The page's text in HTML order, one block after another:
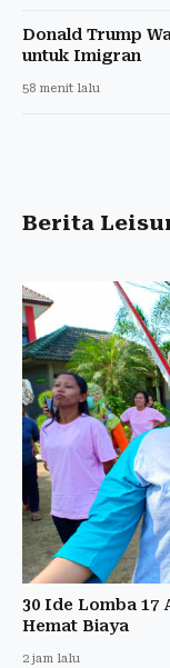
Donald Trump
untuk Imigran
58 menit lalu
Berita
30 Ide Lomba 17
Hemat Biaya
2 jam lalu